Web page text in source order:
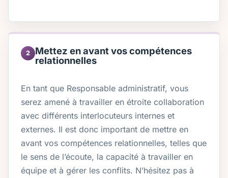
2
Mettez en avant vos compétences
relationnelles
En tant que Responsable administratif, vous
serez amené à travailler en étroite collaboration
avec différents interlocuteurs internes et
externes. Il est donc important de mettre en
avant vos compétences relationnelles, telles que
le sens de l’écoute, la capacité à travailler en
équipe et à gérer les conflits. N’hésitez pas à